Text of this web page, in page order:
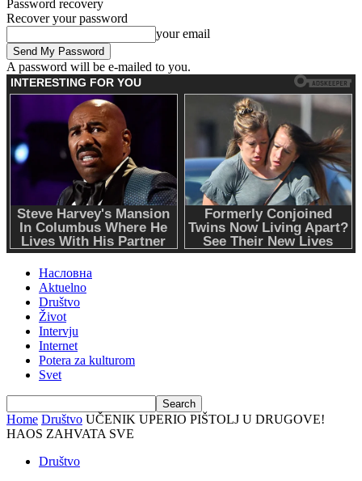
Password recovery
Recover your password
your email
A password will be e-mailed to you.
Насловна
Aktuelno
Društvo
Život
Intervju
Internet
Potera za kulturom
Svet
Home Društvo UČENIK UPERIO PIŠTOLJ U DRUGOVE!
HAOS ZAHVATA SVE
Društvo